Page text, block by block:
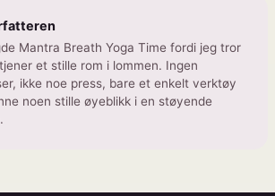
Mantra Breath Yoga Time fordi jeg tror
et stille rom i lommen. Ingen
ikke noe press, bare et enkelt verktøy
noen stille øyeblikk i en støyende